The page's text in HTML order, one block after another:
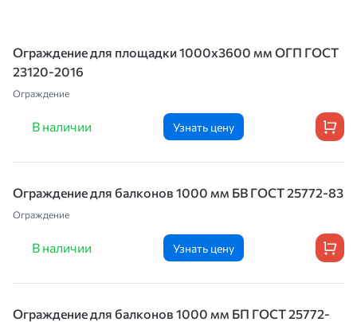
Ограждение для площадки 1000х3600 мм ОГП ГОСТ
23120-2016
Ограждение
В наличии Узнать цену
Ограждение для балконов 1000 мм БВ ГОСТ 25772-83
Ограждение
В наличии Узнать цену
Ограждение для балконов 1000 мм БП ГОСТ 25772-